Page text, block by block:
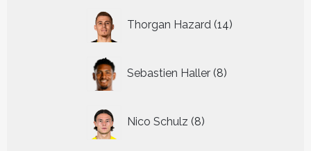
Thorgan Hazard 14
producten
Sebastien Haller 8
producten
Nico Schulz 8
producten